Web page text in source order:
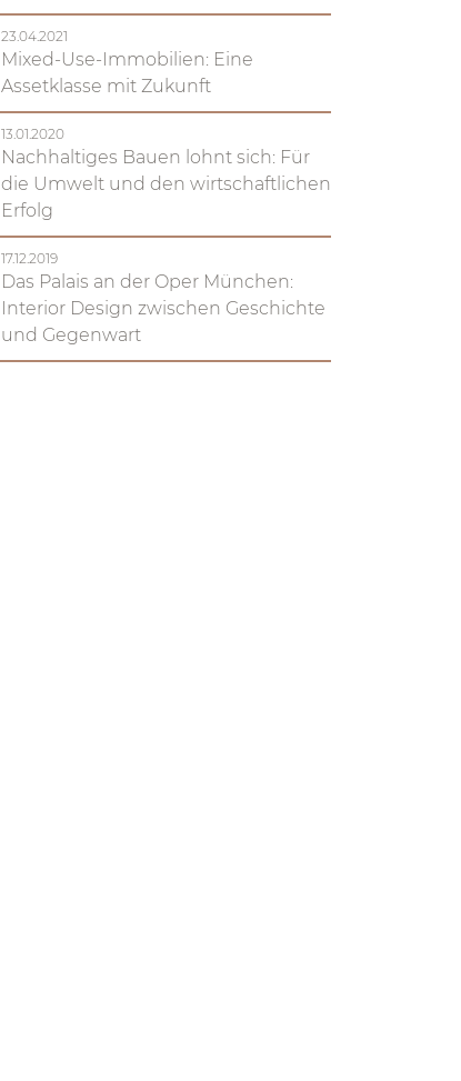
23.04.2021
Mixed-Use-Immobilien: Eine
Assetklasse mit Zukunft
13.01.2020
Nachhaltiges Bauen lohnt sich: Für
die Umwelt und den wirtschaftlichen
Erfolg
17.12.2019
Das Palais an der Oper München:
Interior Design zwischen Geschichte
und Gegenwart